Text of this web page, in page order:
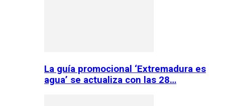
La guía promocional ‘Extremadura es
agua’ se actualiza con las 28…